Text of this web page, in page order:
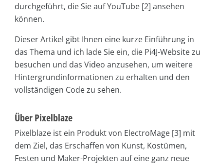
durchgeführt, die Sie auf YouTube [2] ansehen
können.
Dieser Artikel gibt Ihnen eine kurze Einführung in
das Thema und ich lade Sie ein, die Pi4J-Website zu
besuchen und das Video anzusehen, um weitere
Hintergrundinformationen zu erhalten und den
vollständigen Code zu sehen.
Über Pixelblaze
Pixelblaze ist ein Produkt von ElectroMage [3] mit
dem Ziel, das Erschaffen von Kunst, Kostümen,
Festen und Maker-Projekten auf eine ganz neue